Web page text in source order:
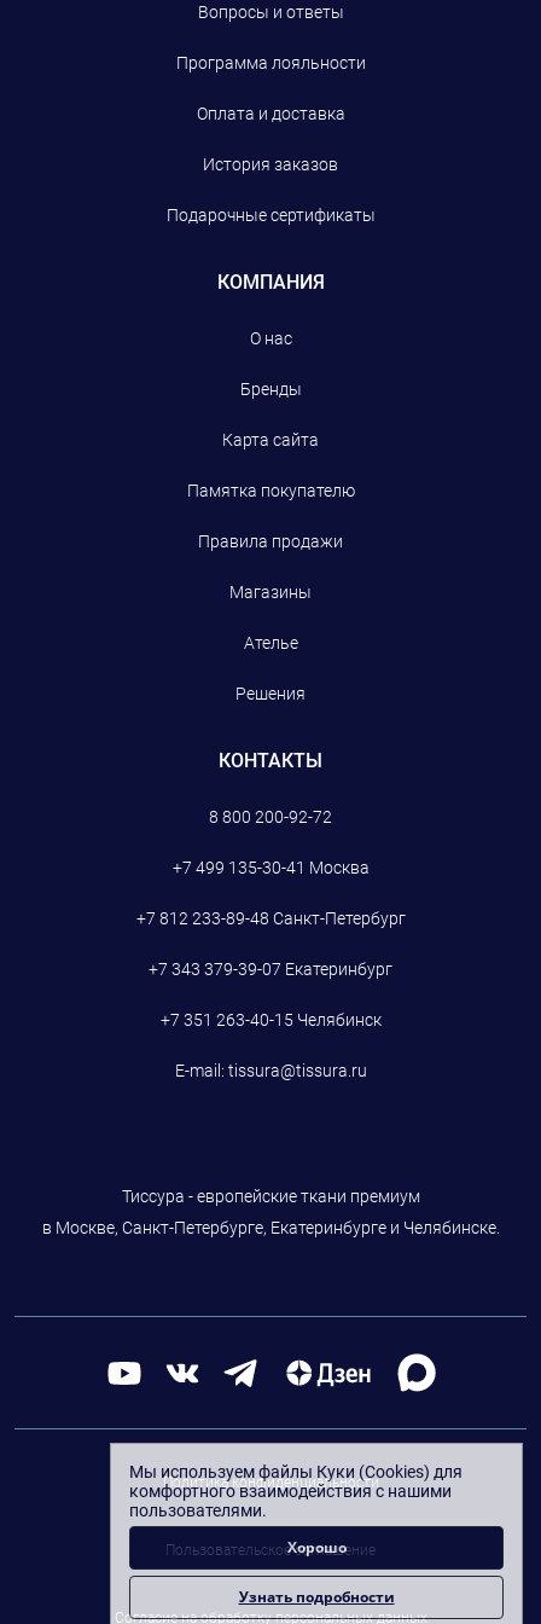
Вопросы и ответы
Программа лояльности
Оплата и доставка
История заказов
Подарочные сертификаты
КОМПАНИЯ
О нас
Бренды
Карта сайта
Памятка покупателю
Правила продажи
Магазины
Ателье
Решения
КОНТАКТЫ
8 800 200-92-72
+7 499 135-30-41 Москва
+7 812 233-89-48 Санкт-Петербург
+7 343 379-39-07 Екатеринбург
+7 351 263-40-15 Челябинск
E-mail: tissura@tissura.ru
Тиссура - европейские ткани премиум
в Москве, Санкт-Петербурге, Екатеринбурге и Челябинске.
Политика конфиденциальности
Пользовательское соглашение
Согласие на обработку персональных данных
Мы используем файлы Куки (Cookies) для
комфортного взаимодействия с нашими
пользователями.
Хорошо
Узнать подробности